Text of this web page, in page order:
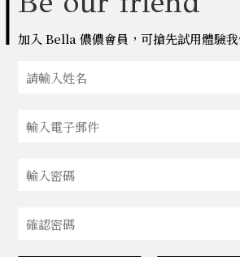
加入 Bella 儂儂會員，可搶先試用體驗